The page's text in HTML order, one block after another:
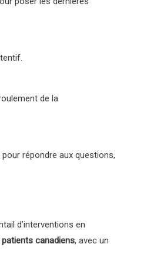
de la
répondre aux questions,
d’interventions en
patients canadiens, avec un